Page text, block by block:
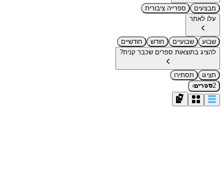
מבצעים
ספרייה ציבורית
עלו לאתר
שבוע שבועיים חודש
חודשיים
להציג בתוצאות ספרים שכבר קנית?
תציגו
תסתירו
2ספרים›